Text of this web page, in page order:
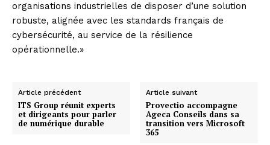
organisations industrielles de disposer d’une solution
robuste, alignée avec les standards français de
cybersécurité, au service de la résilience
opérationnelle.»
Article précédent
ITS Group réunit experts
et dirigeants pour parler
de numérique durable
Article suivant
Provectio accompagne
Ageca Conseils dans sa
transition vers Microsoft
365